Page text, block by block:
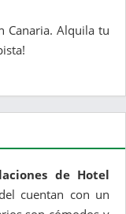
Canaria. Alquila tu
de Hotel
cuentan con un